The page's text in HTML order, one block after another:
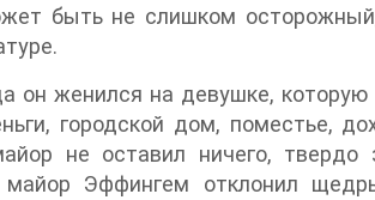
быть не слишком
он женился на девушке,
городской дом, поместье,
не оставил ничего,
Эффингем отклонил